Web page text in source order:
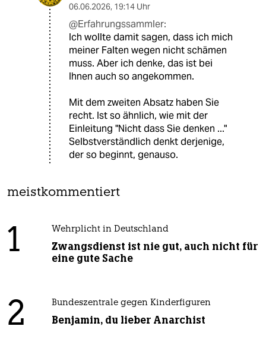
06.06.2026, 19:14 Uhr
@Erfahrungssammler:
Ich wollte damit sagen, dass ich mich
meiner Falten wegen nicht schämen
muss. Aber ich denke, das ist bei
Ihnen auch so angekommen.
Mit dem zweiten Absatz haben Sie
recht. Ist so ähnlich, wie mit der
Einleitung "Nicht dass Sie denken ..."
Selbstverständlich denkt derjenige,
der so beginnt, genauso.
meistkommentiert
1 Wehrplicht in Deutschland
Zwangsdienst ist nie gut, auch nicht für
eine gute Sache
2 Bundeszentrale gegen Kinderfiguren
Benjamin, du lieber Anarchist